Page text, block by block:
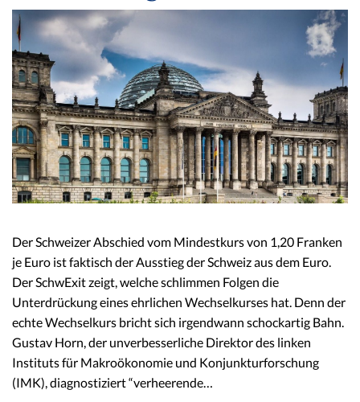
Der Schweizer Abschied vom Mindestkurs von 1,20 Franken
je Euro ist faktisch der Ausstieg der Schweiz aus dem Euro.
Der SchwExit zeigt, welche schlimmen Folgen die
Unterdrückung eines ehrlichen Wechselkurses hat. Denn der
echte Wechselkurs bricht sich irgendwann schockartig Bahn.
Gustav Horn, der unverbesserliche Direktor des linken
Instituts für Makroökonomie und Konjunkturforschung
(IMK), diagnostiziert “verheerende…